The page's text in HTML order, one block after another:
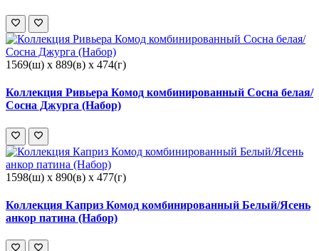
1569(ш) x 889(в) x 474(г)
Коллекция Ривьера Комод комбинированный Сосна белая/
Сосна Джурга (Набор)
1598(ш) x 890(в) x 477(г)
Коллекция Каприз Комод комбинированный Белый/Ясень
анкор патина (Набор)